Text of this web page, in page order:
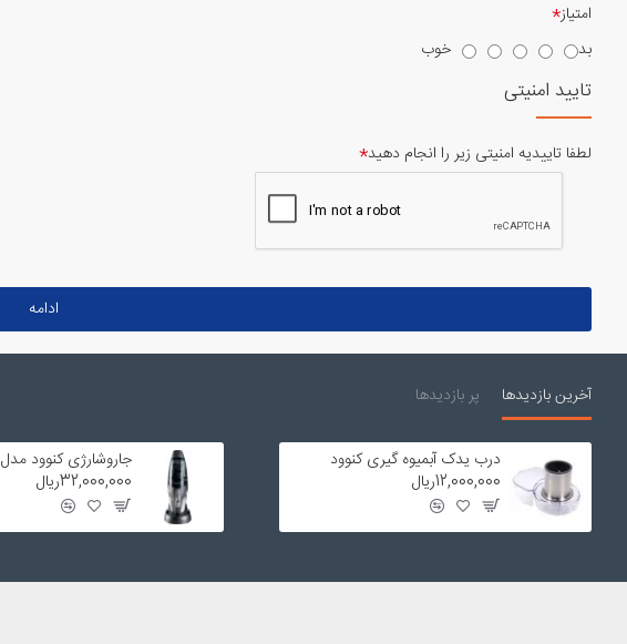
امتیاز
بد
خوب
تایید امنیتی
لطفا تاییدیه امنیتی زیر را انجام دهید
ادامه
آخرین بازدیدها پر بازدیدها
درب یدک آبمیوه گیری کنوود
12,000,000ریال
جاروشارژی کنوود مدل HVP19
32,000,000ریال